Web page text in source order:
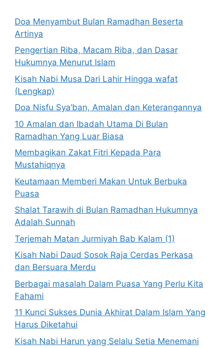
Doa Menyambut Bulan Ramadhan Beserta
Artinya
Pengertian Riba, Macam Riba, dan Dasar
Hukumnya Menurut Islam
Kisah Nabi Musa Dari Lahir Hingga wafat
(Lengkap)
Doa Nisfu Sya’ban, Amalan dan Keterangannya
10 Amalan dan Ibadah Utama Di Bulan
Ramadhan Yang Luar Biasa
Membagikan Zakat Fitri Kepada Para
Mustahiqnya
Keutamaan Memberi Makan Untuk Berbuka
Puasa
Shalat Tarawih di Bulan Ramadhan Hukumnya
Adalah Sunnah
Terjemah Matan Jurmiyah Bab Kalam (1)
Kisah Nabi Daud Sosok Raja Cerdas Perkasa
dan Bersuara Merdu
Berbagai masalah Dalam Puasa Yang Perlu Kita
Fahami
11 Kunci Sukses Dunia Akhirat Dalam Islam Yang
Harus Diketahui
Kisah Nabi Harun yang Selalu Setia Menemani